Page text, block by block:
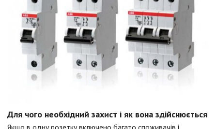
Для чого необхідний захист і як вона здійснюється